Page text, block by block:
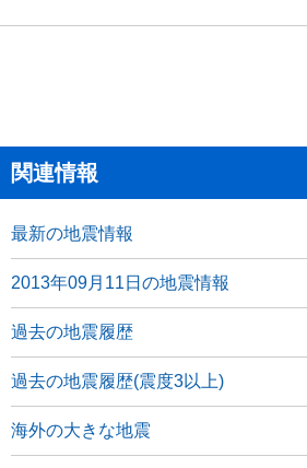
関連情報
最新の地震情報
2013年09月11日の地震情報
過去の地震履歴
過去の地震履歴(震度3以上)
海外の大きな地震